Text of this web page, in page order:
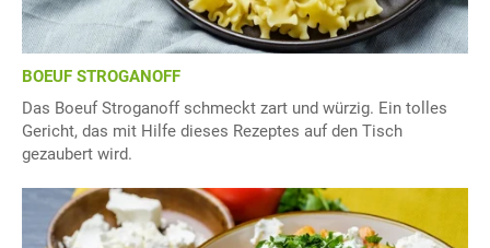
BOEUF STROGANOFF
Das Boeuf Stroganoff schmeckt zart und würzig. Ein tolles
Gericht, das mit Hilfe dieses Rezeptes auf den Tisch
gezaubert wird.